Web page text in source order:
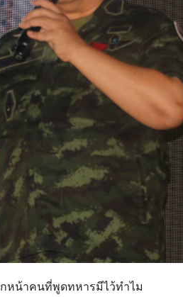
หน้าคนที่พูดทหารมีไว้ทำไม